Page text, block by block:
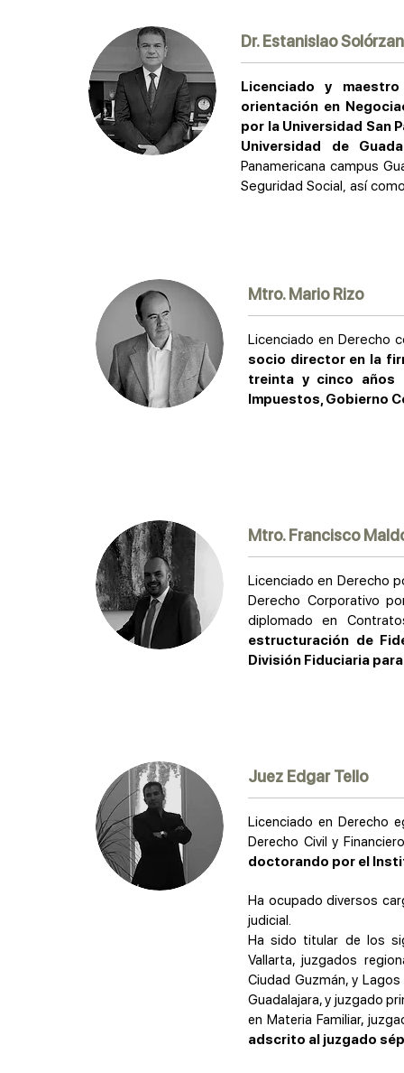
Dr. Estanislao
Licenciado y
orientación en
por la Universidad San
Universidad de
Panamericana campus
Seguridad Social, así
Mtro. Mario Rizo
Licenciado en Derecho
socio director en la
treinta y cinco años
Impuestos, Gobierno
Mtro. Francisco
Licenciado en Derecho
Derecho Corporativo
diplomado en
estructuración de
División Fiduciaria
Juez Edgar Tello
Licenciado en Derecho
Derecho Civil y
doctorando por el
Ha ocupado diversos
judicial.
Ha sido titular de los
Vallarta, juzgados
Ciudad Guzmán, y
Guadalajara, y juzgado
en Materia Familiar,
adscrito al juzgado